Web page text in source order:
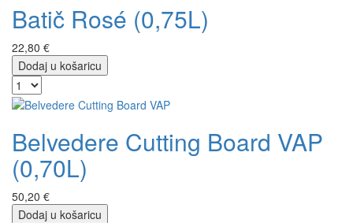
Batič Rosé (0,75L)
22,80 €
Dodaj u košaricu
Belvedere Cutting Board VAP
(0,70L)
50,20 €
Dodaj u košaricu